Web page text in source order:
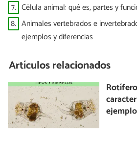
7. Célula animal: qué es, partes y
8. Animales vertebrados e
ejemplos y diferencias
Artículos relacionados